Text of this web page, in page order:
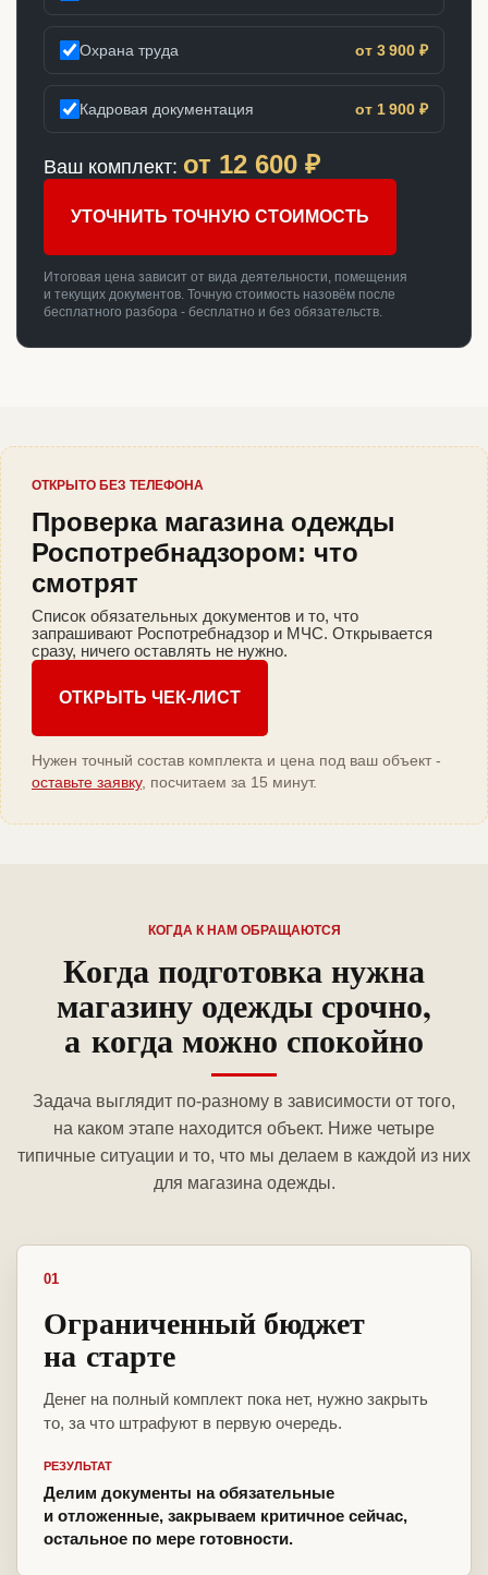
Охрана труда от 3 900 ₽
Кадровая документация от 1 900 ₽
Ваш комплект: от 12 600 ₽
УТОЧНИТЬ ТОЧНУЮ СТОИМОСТЬ
Итоговая цена зависит от вида деятельности, помещения
и текущих документов. Точную стоимость назовём после
бесплатного разбора - бесплатно и без обязательств.
ОТКРЫТО БЕЗ ТЕЛЕФОНА
Проверка магазина одежды
Роспотребнадзором: что
смотрят
Список обязательных документов и то, что
запрашивают Роспотребнадзор и МЧС. Открывается
сразу, ничего оставлять не нужно.
ОТКРЫТЬ ЧЕК-ЛИСТ
Нужен точный состав комплекта и цена под ваш объект -
оставьте заявку, посчитаем за 15 минут.
КОГДА К НАМ ОБРАЩАЮТСЯ
Когда подготовка нужна
магазину одежды срочно,
а когда можно спокойно
Задача выглядит по-разному в зависимости от того,
на каком этапе находится объект. Ниже четыре
типичные ситуации и то, что мы делаем в каждой из них
для магазина одежды.
01
Ограниченный бюджет
на старте
Денег на полный комплект пока нет, нужно закрыть
то, за что штрафуют в первую очередь.
РЕЗУЛЬТАТ
Делим документы на обязательные
и отложенные, закрываем критичное сейчас,
остальное по мере готовности.